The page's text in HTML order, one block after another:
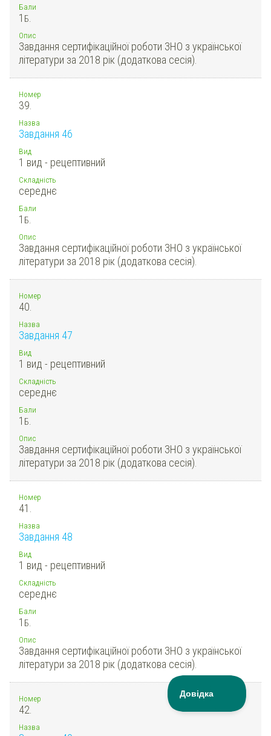
Бали
1 Б.
Опис
Завдання сертифікаційної роботи ЗНО з української
літератури за 2018 рік (додаткова сесія).
Номер
39.
Назва
Завдання 46
Вид
1 вид - рецептивний
Складність
середнє
Бали
1 Б.
Опис
Завдання сертифікаційної роботи ЗНО з української
літератури за 2018 рік (додаткова сесія).
Номер
40.
Назва
Завдання 47
Вид
1 вид - рецептивний
Складність
середнє
Бали
1 Б.
Опис
Завдання сертифікаційної роботи ЗНО з української
літератури за 2018 рік (додаткова сесія).
Номер
41.
Назва
Завдання 48
Вид
1 вид - рецептивний
Складність
середнє
Бали
1 Б.
Опис
Завдання сертифікаційної роботи ЗНО з української
літератури за 2018 рік (додаткова сесія).
Номер
42.
Назва